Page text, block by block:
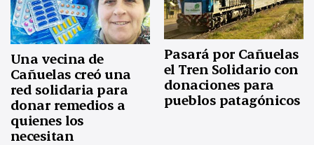
Una vecina de
Cañuelas creó una
red solidaria para
donar remedios a
quienes los
necesitan
Pasará por Cañuelas
el Tren Solidario con
donaciones para
pueblos patagónicos